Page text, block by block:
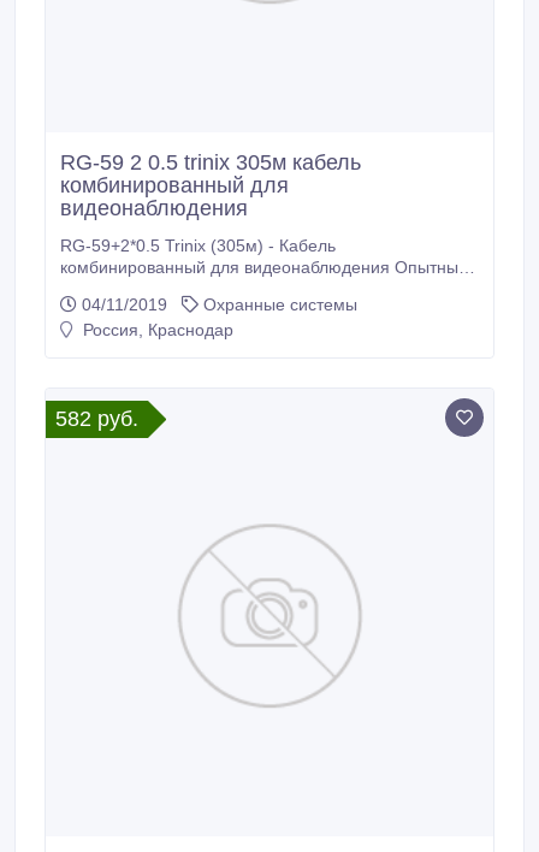
RG-59 2 0.5 trinix 305м кабель
комбинированный для
видеонаблюдения
RG-59+2*0.5 Trinix (305м) - Кабель
комбинированный для видеонаблюдения Опытные
монтаж системы контроля доступа, системы
видеонаблюдения, системы охранной сигнализации
690CU жила 1, 12 Cu, оплетка фольга Аl+48*0, 12
Аl+Cu 90% отличный вариант кабеля для прокладки
аналогового или HD-SDI-видеонаблюдения.
04/11/2019
Охранные системы
Россия, Краснодар
582 руб.